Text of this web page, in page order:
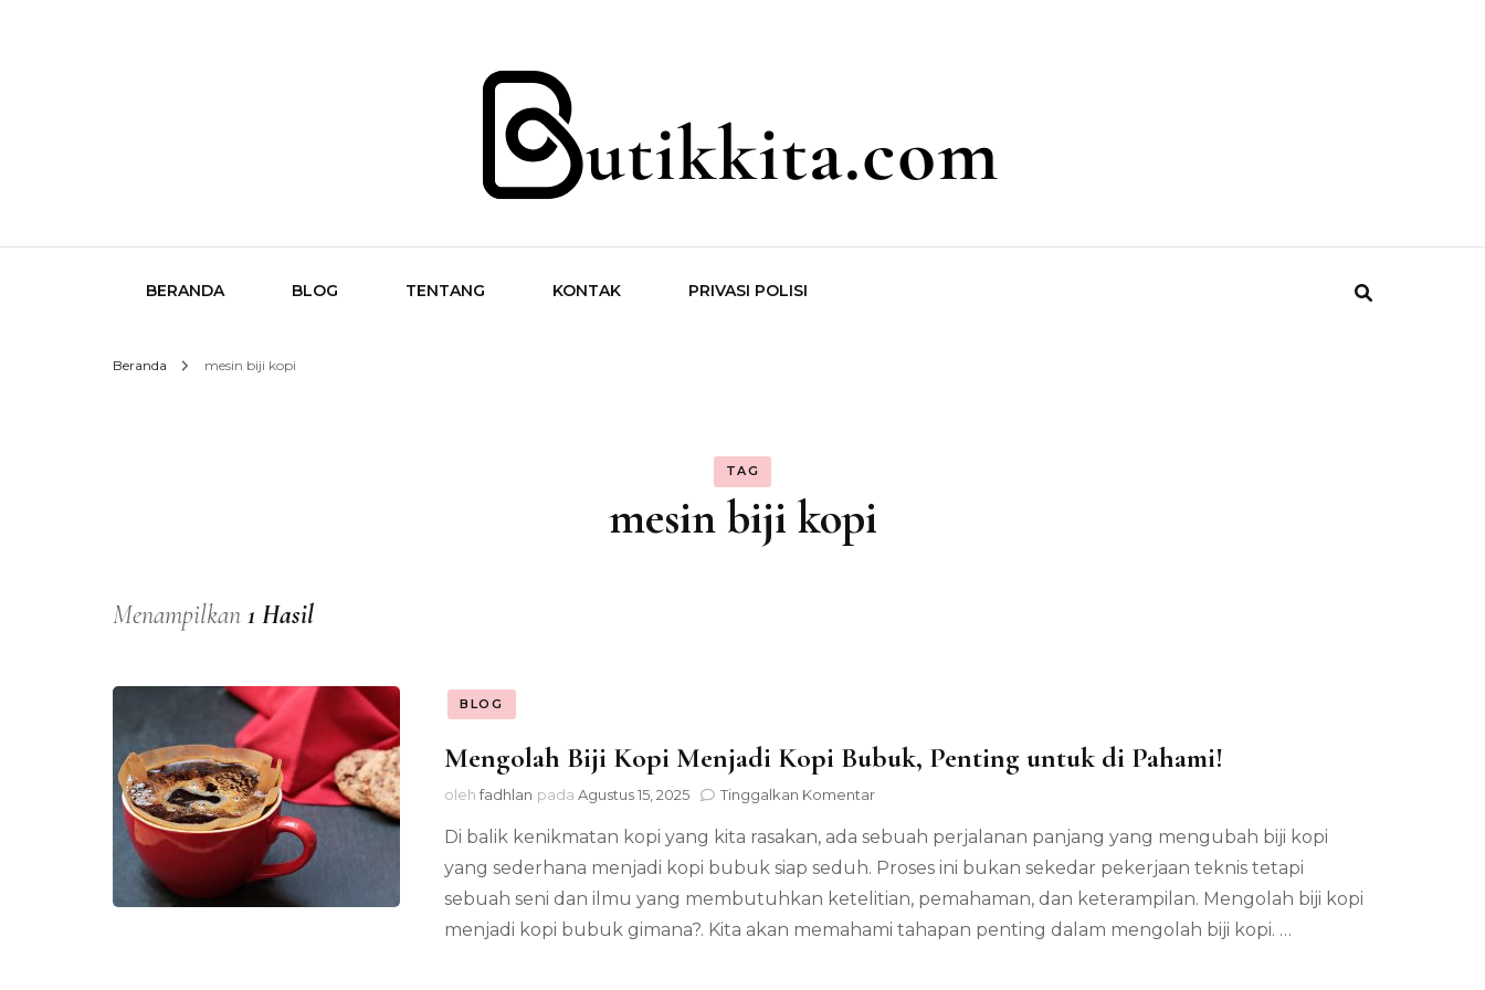
butikkita.com
BERANDA BLOG TENTANG KONTAK PRIVASI POLISI
Beranda mesin biji kopi
TAG
mesin biji kopi
Menampilkan 1 Hasil
BLOG
Mengolah Biji Kopi Menjadi Kopi Bubuk, Penting untuk di Pahami!
olehfadhlan pada Agustus 15, 2025 Tinggalkan Komentarpada
Biji
Kopi
Kopi
Bubuk,
Di balik kenikmatan kopi yang kita rasakan, ada sebuah perjalanan panjang yang mengubah biji kopi
yang sederhana menjadi kopi bubuk siap seduh. Proses ini bukan sekedar pekerjaan teknis tetapi
sebuah seni dan ilmu yang membutuhkan ketelitian, pemahaman, dan keterampilan. Mengolah biji kopi
menjadi kopi bubuk gimana?. Kita akan memahami tahapan penting dalam mengolah biji kopi. …